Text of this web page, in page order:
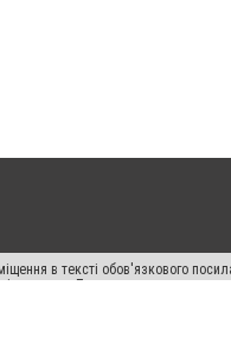
в тексті обов'язкового
джерела. Порушення виняткових